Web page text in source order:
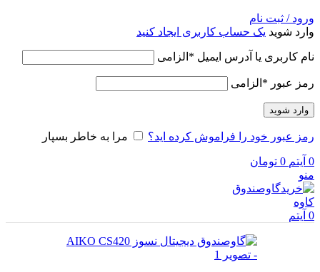
ورود / ثبت نام
وارد شوید یک حساب کاربری ایجاد کنید
نام کاربری یا آدرس ایمیل * الزامی
رمز عبور * الزامی
وارد شوید
رمز عبور خود را فراموش کرده اید؟ مرا به خاطر بسپار
0 آیتم 0 تومان
منو
0 آیتم